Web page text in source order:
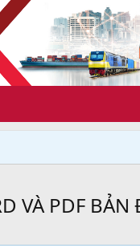
VÀ PDF